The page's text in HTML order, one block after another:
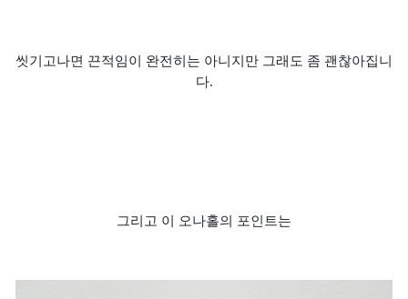
씻기고나면 끈적임이 완전히는 아니지만 그래도 좀 괜찮아집니
다.
그리고 이 오나홀의 포인트는